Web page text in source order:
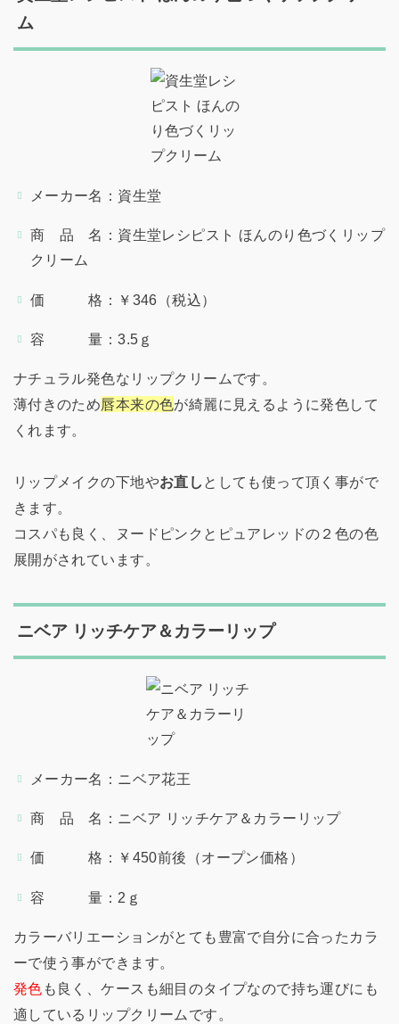
ム
メーカー名：資生堂
商 品 名：資生堂レシピスト ほんのり色づくリップ
クリーム
価 格：￥346（税込）
容 量：3.5ｇ
ナチュラル発色なリップクリームです。
薄付きのため唇本来の色が綺麗に見えるように発色して
くれます。
リップメイクの下地やお直し としても使って頂く事がで
きます。
コスパも良く、ヌードピンクとピュアレッドの２色の色
展開がされています。
ニベア リッチケア＆カラーリップ
メーカー名：ニベア花王
商 品 名：ニベア リッチケア＆カラーリップ
価 格：￥450前後（オープン価格）
容 量：2ｇ
カラーバリエーションがとても豊富で自分に合ったカラ
ーで使う事ができます。
発色 も良く、ケースも細目のタイプなので持ち運びにも
適しているリップクリームです。